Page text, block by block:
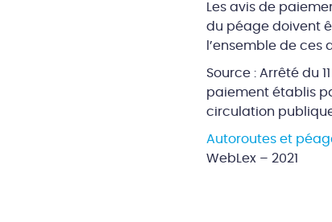
Les avis de
du péage doivent
l’ensemble de ces
Source : Arrêté du
paiement établis
circulation
Autoroutes et
WebLex – 2021